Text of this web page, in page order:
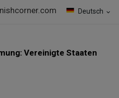
Deutsch expand_more
Vereinigte Staaten